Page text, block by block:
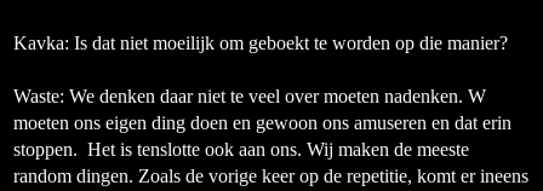
Kavka: Is dat niet moeilijk om geboekt te worden op die manier?
Waste: We denken daar niet te veel over moeten nadenken. W
moeten ons eigen ding doen en gewoon ons amuseren en dat erin
stoppen. Het is tenslotte ook aan ons. Wij maken de meeste
random dingen. Zoals de vorige keer op de repetitie, komt er ineens